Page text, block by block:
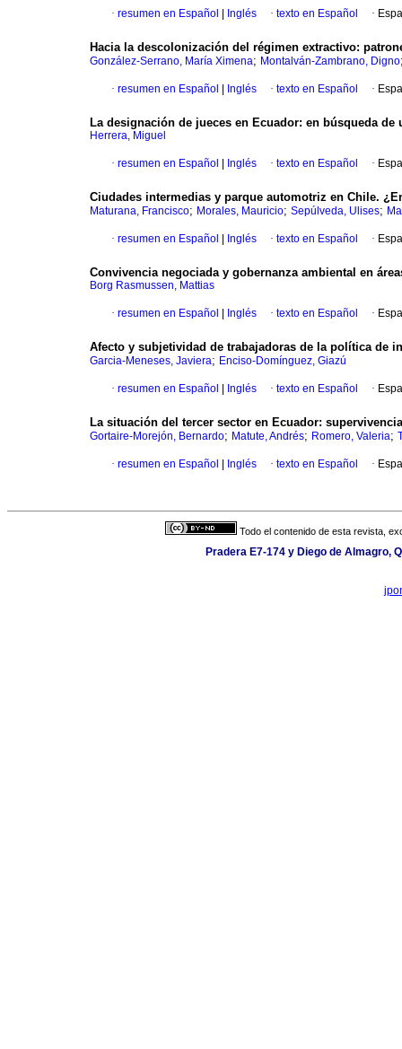
· resumen en Español Inglés · texto en Español ·
Hacia la descolonización del régimen extractivo:
González-Serrano, María Ximena; Montalván-Zambrano, Digno
· resumen en Español Inglés · texto en Español ·
La designación de jueces en Ecuador: en búsqueda de
Herrera, Miguel
· resumen en Español Inglés · texto en Español ·
Ciudades intermedias y parque automotriz en Chile.
Maturana, Francisco; Morales, Mauricio; Sepúlveda, Ulises;
· resumen en Español Inglés · texto en Español ·
Convivencia negociada y gobernanza ambiental en
Borg Rasmussen, Mattias
· resumen en Español Inglés · texto en Español ·
Afecto y subjetividad de trabajadoras de la política de
Garcia-Meneses, Javiera; Enciso-Domínguez, Giazú
· resumen en Español Inglés · texto en Español ·
La situación del tercer sector en Ecuador:
Gortaire-Morejón, Bernardo; Matute, Andrés; Romero, Valeria;
· resumen en Español Inglés · texto en Español ·
Todo el contenido de esta revista,
Pradera E7-174 y Diego de Almagro,